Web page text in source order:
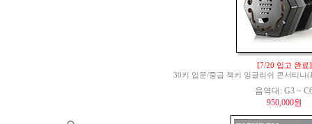
[7/20 입고 완료]
30키 입문/중급 잭키 잉글리쉬 콘서티나
음역대: G3 ~
950,000원